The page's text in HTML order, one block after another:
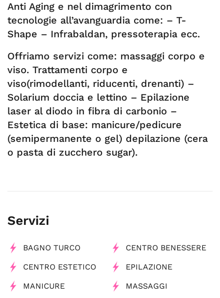
Anti Aging e nel dimagrimento con
tecnologie all’avanguardia come: – T-
Shape – Infrabaldan, pressoterapia ecc.
Offriamo servizi come: massaggi corpo e
viso. Trattamenti corpo e
viso(rimodellanti, riducenti, drenanti) –
Solarium doccia e lettino – Epilazione
laser al diodo in fibra di carbonio –
Estetica di base: manicure/pedicure
(semipermanente o gel) depilazione (cera
o pasta di zucchero sugar).
Servizi
BAGNO TURCO CENTRO BENESSERE
CENTRO ESTETICO EPILAZIONE
MANICURE MASSAGGI